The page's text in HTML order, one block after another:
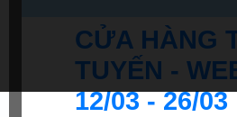
CỬA HÀNG
TUYẾN -
12/03 - 26/03